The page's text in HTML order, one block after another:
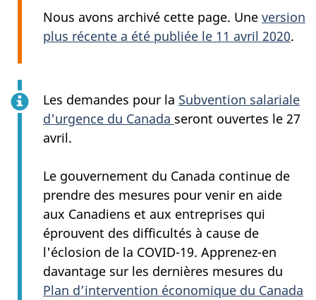
Nous avons archivé cette page. Une version
plus récente a été publiée le 11 avril 2020.
Les demandes pour la Subvention salariale
d'urgence du Canada seront ouvertes le 27
avril.
Le gouvernement du Canada continue de
prendre des mesures pour venir en aide
aux Canadiens et aux entreprises qui
éprouvent des difficultés à cause de
l'éclosion de la COVID-19. Apprenez-en
davantage sur les dernières mesures du
Plan d’intervention économique du Canada